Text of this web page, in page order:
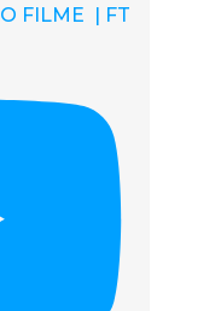
FILME | FT